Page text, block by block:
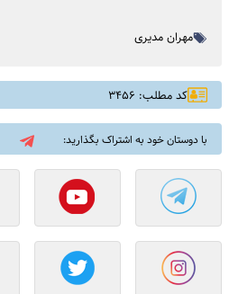
مهران مدیری
کد مطلب: ۳۴۵۶
با دوستان خود به اشتراک بگذارید: